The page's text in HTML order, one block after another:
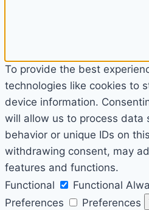
To provide the best
technologies like cookies to
device information.
will allow us to process data
behavior or unique IDs on
withdrawing consent, may
features and functions.
Functional
Functional
Preferences
Preferences